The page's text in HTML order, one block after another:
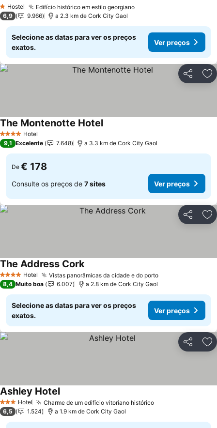
1 Estrelas
Hostel Edifício histórico em estilo georgiano
6,9 9.966 a 2.3 km de Cork City Gaol
Selecione as datas para ver os preços
exatos.
Ver preços
Partilhar
4 EstrelasHotel
The Montenotte Hotel
9,1 Excelente 7.648 a 3.3 km de Cork City Gaol
De € 178
Consulte os preços de 7 sites Ver preços
Partilhar
4 EstrelasHotel Vistas panorâmicas da cidade e do porto
The Address Cork
8,4 Muito boa 6.007 a 2.8 km de Cork City Gaol
Selecione as datas para ver os preços
exatos.
Ver preços
Partilhar
3 EstrelasHotel Charme de um edifício vitoriano histórico
Ashley Hotel
6,5 1.524 a 1.9 km de Cork City Gaol